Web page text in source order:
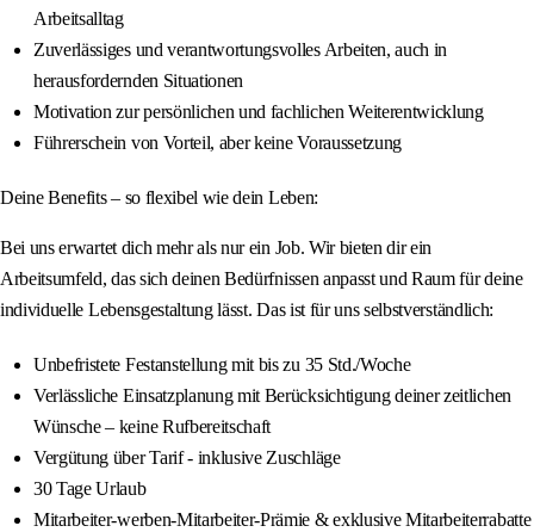
Arbeitsalltag
Zuverlässiges und verantwortungsvolles Arbeiten, auch in
herausfordernden Situationen
Motivation zur persönlichen und fachlichen Weiterentwicklung
Führerschein von Vorteil, aber keine Voraussetzung
Deine Benefits – so flexibel wie dein Leben:
Bei uns erwartet dich mehr als nur ein Job. Wir bieten dir ein
Arbeitsumfeld, das sich deinen Bedürfnissen anpasst und Raum für deine
individuelle Lebensgestaltung lässt. Das ist für uns selbstverständlich:
Unbefristete Festanstellung mit bis zu 35 Std./Woche
Verlässliche Einsatzplanung mit Berücksichtigung deiner zeitlichen
Wünsche – keine Rufbereitschaft
Vergütung über Tarif - inklusive Zuschläge
30 Tage Urlaub
Mitarbeiter-werben-Mitarbeiter-Prämie & exklusive Mitarbeiterrabatte